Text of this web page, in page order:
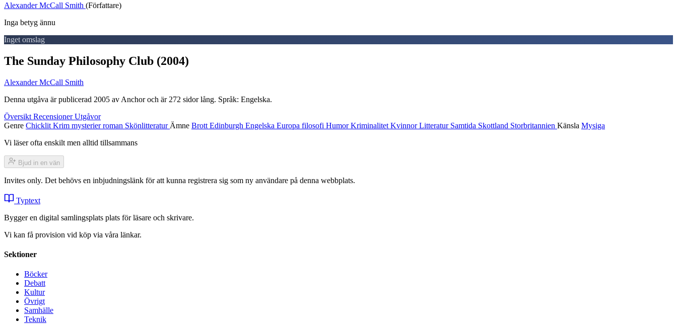
Alexander McCall Smith (Författare)
Inga betyg ännu
Inget omslag
The Sunday Philosophy Club (2004)
Alexander McCall Smith
Denna utgåva är publicerad 2005 av Anchor och är 272 sidor lång. Språk: Engelska.
Översikt RecensionerUtgåvor
Genre Chicklit Krim mysterierroman Skönlitteratur Ämne Brott Edinburgh Engelska Europa filosofi HumorKriminalitet KvinnorLitteratur Samtida Skottland Storbritannien Känsla Mysiga
Vi läser ofta enskilt men alltid tillsammans
Bjud in en vän
Invites only. Det behövs en inbjudningslänk för att kunna registrera sig som ny användare på denna webbplats.
Typtext
Bygger en digital samlingsplats plats för läsare och skrivare.
Vi kan få provision vid köp via våra länkar.
Sektioner
Böcker
Debatt
Kultur
Övrigt
Samhälle
Teknik